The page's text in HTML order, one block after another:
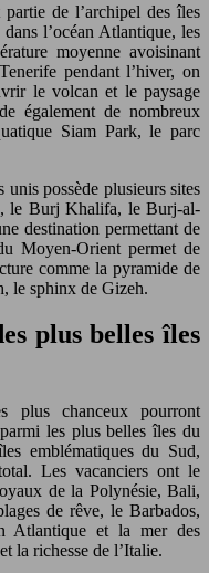
de l’archipel des îles
l’océan Atlantique, les
moyenne avoisinant
pendant l’hiver, on
le volcan et le paysage
également de nombreux
Siam Park, le parc
possède plusieurs sites
le Burj Khalifa, le Burj-al-
destination permettant de
Moyen-Orient permet de
comme la pyramide de
le sphinx de Gizeh.
plus belles îles
plus chanceux pourront
les plus belles îles du
emblématiques du Sud,
Les vacanciers ont le
de la Polynésie, Bali,
de rêve, le Barbados,
Atlantique et la mer des
la richesse de l’Italie.